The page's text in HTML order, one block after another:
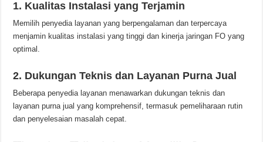
1. Kualitas Instalasi yang Terjamin
Memilih penyedia layanan yang berpengalaman dan terpercaya
menjamin kualitas instalasi yang tinggi dan kinerja jaringan FO yang
optimal.
2. Dukungan Teknis dan Layanan Purna Jual
Beberapa penyedia layanan menawarkan dukungan teknis dan
layanan purna jual yang komprehensif, termasuk pemeliharaan rutin
dan penyelesaian masalah cepat.